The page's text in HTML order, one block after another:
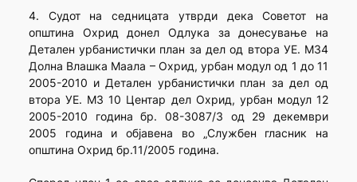
4. Судот на седницата утврди дека Советот на
општина Охрид донел Одлука за донесување на
Детален урбанистички план за дел од втора УЕ. МЗ4
Долна Влашка Маала – Охрид, урбан модул од 1 до 11
2005-2010 и Детален урбанистички план за дел од
втора УЕ. МЗ 10 Центар дел Охрид, урбан модул 12
2005-2010 година бр. 08-3087/3 од 29 декември
2005 година и објавена во „Службен гласник на
општина Охрид бр.11/2005 година.